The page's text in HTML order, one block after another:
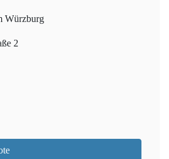
Würzburg
2